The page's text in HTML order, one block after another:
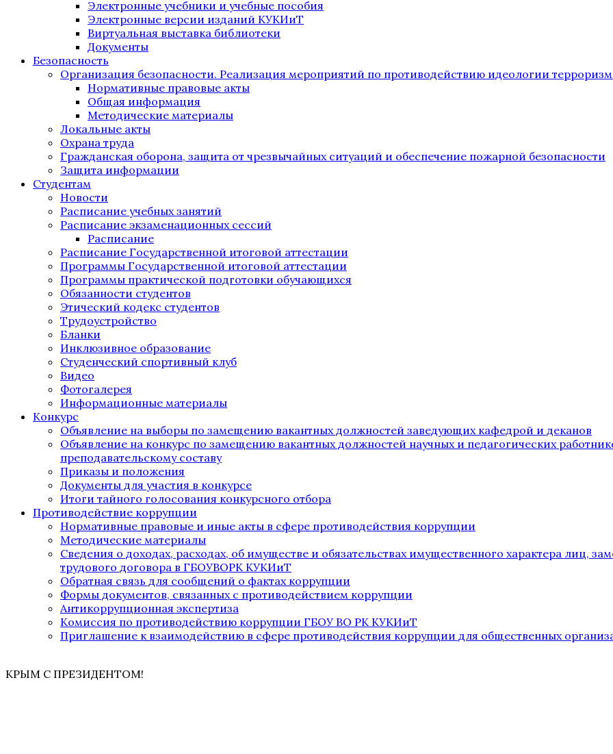
Электронные учебники и учебные пособия
Электронные версии изданий КУКИиТ
Виртуальная выставка библиотеки
Документы
Безопасность
Организация безопасности. Реализация мероприятий по противодействию идеологии
Нормативные правовые акты
Общая информация
Методические материалы
Локальные акты
Охрана труда
Гражданская оборона, защита от чрезвычайных ситуаций и обеспечение пожарной безопасности
Защита информации
Студентам
Новости
Расписание учебных занятий
Расписание экзаменационных сессий
Расписание
Расписание Государственной итоговой аттестации
Программы Государственной итоговой аттестации
Программы практической подготовки обучающихся
Обязанности студентов
Этический кодекс студентов
Трудоустройство
Бланки
Инклюзивное образование
Студенческий спортивный клуб
Видео
Фотогалерея
Информационные материалы
Конкурс
Объявление на выборы по замещению вакантных должностей заведующих кафедрой и деканов
Объявление на конкурс по замещению вакантных должностей научных и педагогических
преподавательскому составу
Приказы и положения
Документы для участия в конкурсе
Итоги тайного голосования конкурсного отбора
Противодействие коррупции
Нормативные правовые и иные акты в сфере противодействия коррупции
Методические материалы
Сведения о доходах, расходах, об имуществе и обязательствах имущественного характера лиц,
трудового договора в ГБОУВОРК КУКИиТ
Обратная связь для сообщений о фактах коррупции
Формы документов, связанных с противодействием коррупции
Антикоррупционная экспертиза
Комиссия по противодействию коррупции ГБОУ ВО РК КУКИиТ
Приглашение к взаимодействию в сфере противодействия коррупции для общественных
КРЫМ С ПРЕЗИДЕНТОМ!